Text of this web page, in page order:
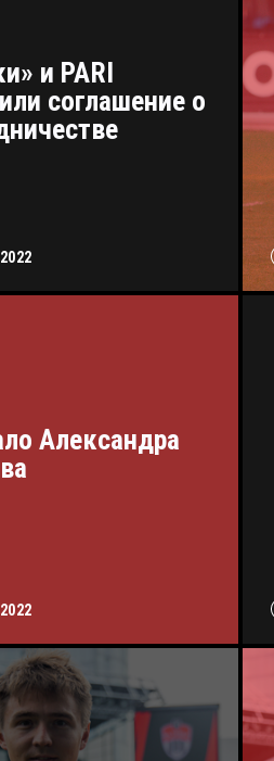
и PARI
соглашение о
Александра